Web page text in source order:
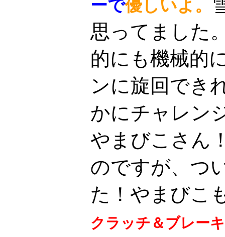
ーで優しいよ。
思ってました
的にも機械的
ンに旋回でき
かにチャレン
やまびこさん
のですが、つ
た！やまびこ
クラッチ＆ブレー